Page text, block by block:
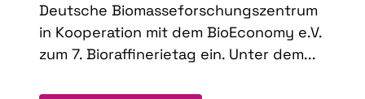
Deutsche Biomasseforschungszentrum
in Kooperation mit dem BioEconomy e.V.
zum 7. Bioraffinerietag ein. Unter dem...